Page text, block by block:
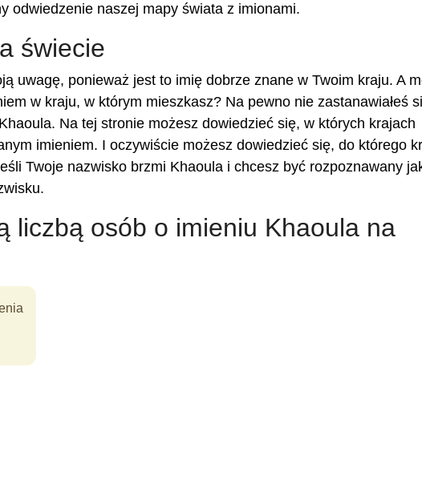
odwiedzenie naszej mapy świata z imionami.
świecie
uwagę, ponieważ jest to imię dobrze znane w Twoim kraju. A
w kraju, w którym mieszkasz? Na pewno nie zastanawiałeś
Na tej stronie możesz dowiedzieć się, w których krajach
imieniem. I oczywiście możesz dowiedzieć się, do którego
Twoje nazwisko brzmi Khaoula i chcesz być rozpoznawany
liczbą osób o imieniu Khaoula na